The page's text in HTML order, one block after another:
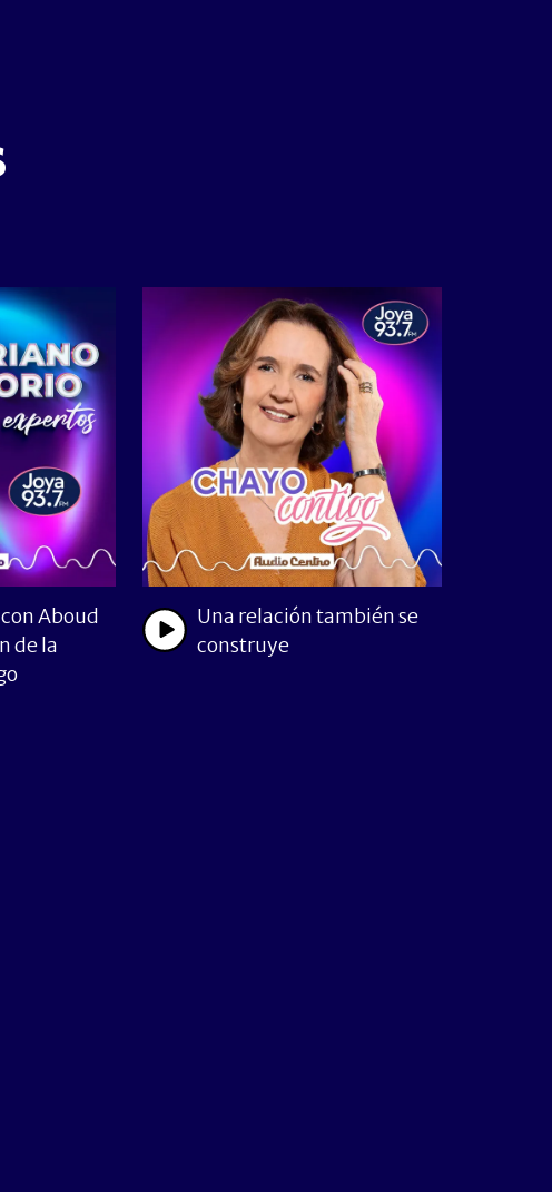
Aboud
de la
Una relación también se
construye